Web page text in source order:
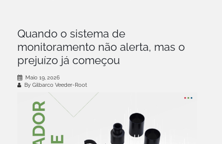
Quando o sistema de
monitoramento não alerta, mas o
prejuízo já começou
Maio 19, 2026
By Gilbarco Veeder-Root